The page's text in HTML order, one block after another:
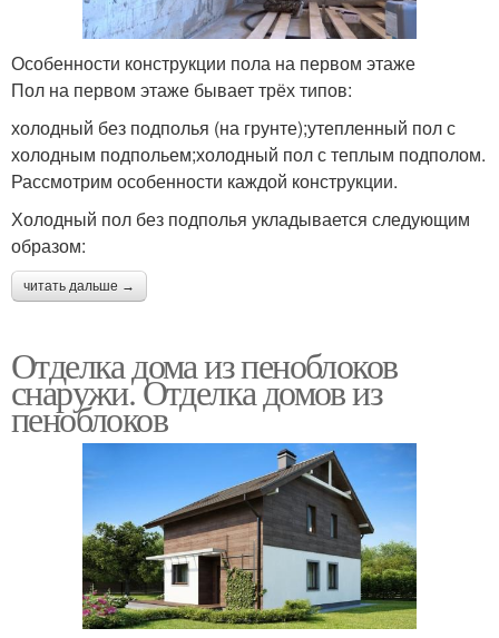
Особенности конструкции пола на первом этаже
Пол на первом этаже бывает трёх типов:
холодный без подполья (на грунте);утепленный пол с
холодным подпольем;холодный пол с теплым подполом.
Рассмотрим особенности каждой конструкции.
Холодный пол без подполья укладывается следующим
образом:
читать дальше →
Отделка дома из пеноблоков
снаружи. Отделка домов из
пеноблоков